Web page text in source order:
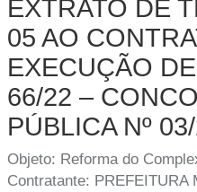
EXTRATO DE
05 AO
EXECUÇÃO
66/22 –
PÚBLICA Nº
Objeto: Reforma do
Contratante: PREFEITURA